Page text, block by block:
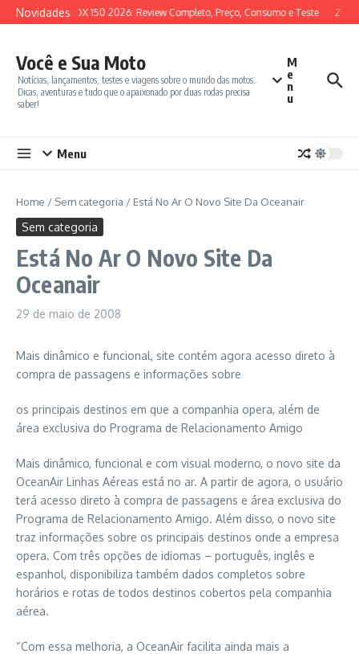
Ir para o conteúdo
NovidadesSYM ADX 150 2026: Review Completo, Preço, Consumo e Teste
Você e Sua Moto
Notícias, lançamentos, testes e viagens sobre o mundo das motos.
Dicas, aventuras e tudo que o apaixonado por duas rodas precisa
saber!
M
e
n
u
Menu
Home / Sem categoria / Está No Ar O Novo Site Da Oceanair
Sem categoria
Está No Ar O Novo Site Da
Oceanair
29 de maio de 2008
Mais dinâmico e funcional, site contém agora acesso direto à
compra de passagens e informações sobre
os principais destinos em que a companhia opera, além de
área exclusiva do Programa de Relacionamento Amigo
Mais dinâmico, funcional e com visual moderno, o novo site da
OceanAir Linhas Aéreas está no ar. A partir de agora, o usuário
terá acesso direto à compra de passagens e área exclusiva do
Programa de Relacionamento Amigo. Além disso, o novo site
traz informações sobre os principais destinos onde a empresa
opera. Com três opções de idiomas – português, inglês e
espanhol, disponibiliza também dados completos sobre
horários e rotas de todos destinos cobertos pela companhia
aérea.
“Com essa melhoria, a OceanAir facilita ainda mais a